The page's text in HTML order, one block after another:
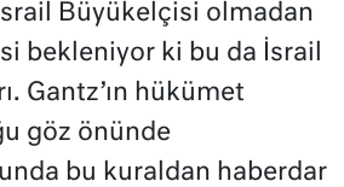
Büyükelçisi olmadan
bekleniyor ki bu da İsrail
Gantz’ın hükümet
göz önünde
bu kuraldan haberdar